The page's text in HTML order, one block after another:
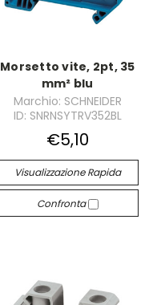
Morsetto vite, 2pt, 35
mm² blu
Marchio: SCHNEIDER
ID: SNRNSYTRV352BL
€5,10
Visualizzazione Rapida
Confronta